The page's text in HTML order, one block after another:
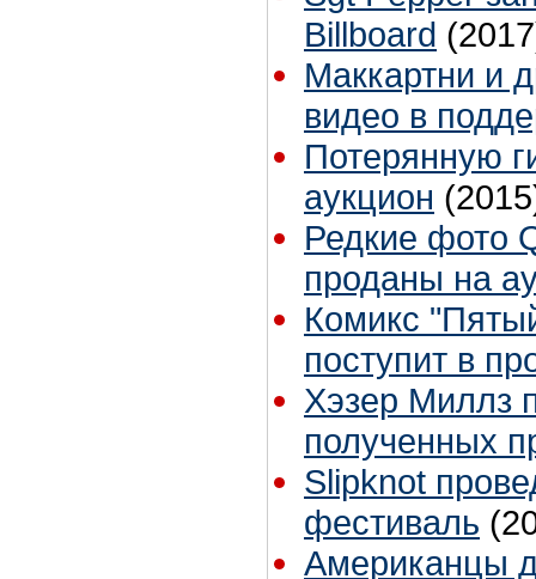
Billboard
Маккартни и
видео в
Потерянную
аукцион
Редкие фото
проданы на
Комикс
поступит в
Хэзер Миллз
полученных
Slipknot
фестиваль
Американцы